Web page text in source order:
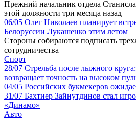
Прежний начальник отдела
этой должности три месяца назад
06/05 Олег Николаев планирует
Белоруссии Лукашенко этим летом
Стороны собираются подписать
сотрудничества
Спорт
28/07 Стрельба после лыжного
возвращает точность на высоком
04/05 Российских букмекеров
31/07 Бахтиер Зайнутдинов стал
«Динамо»
Авто